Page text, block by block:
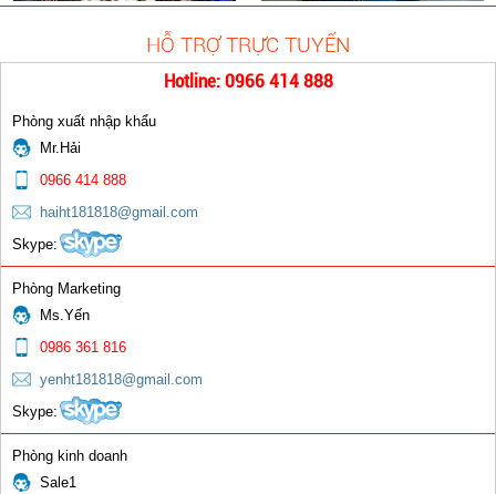
HỖ TRỢ TRỰC TUYẾN
Hotline: 0966 414 888
Phòng xuất nhập khẩu
Mr.Hải
0966 414 888
haiht181818@gmail.com
Skype:
Phòng Marketing
Ms.Yến
0986 361 816
yenht181818@gmail.com
Skype:
Phòng kinh doanh
Sale1